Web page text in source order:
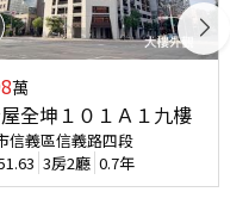
萬
全坤１０１Ａ１九樓
信義區信義路四段
3房2廳 0.7年